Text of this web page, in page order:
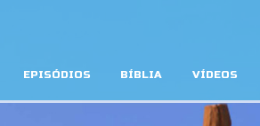
EPISÓDIOS BÍBLIA VÍDEOS